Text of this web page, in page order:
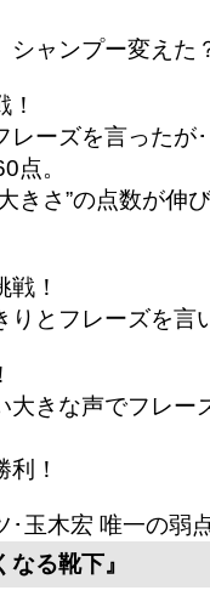
シャンプー変えた
レーズを言ったが
点。
きさ”の点数が伸
！
りとフレーズを言
大きな声でフレー
！
･玉木宏 唯一の弱
なる靴下』